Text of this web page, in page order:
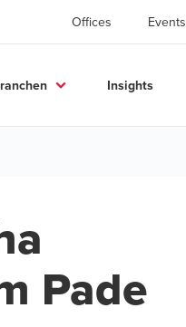
Offices Events
Insights
Pade